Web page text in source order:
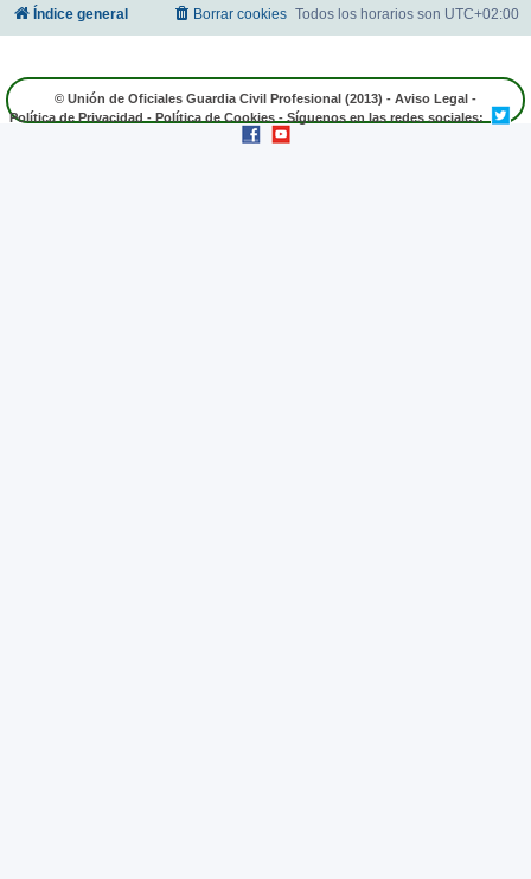
Índice general Todos los horarios son UTC+02:00
Borrar cookies
© Unión de Oficiales Guardia Civil Profesional (2013) - Aviso Legal -
Política de Privacidad-Política de Cookies- Síguenos en las redes sociales: